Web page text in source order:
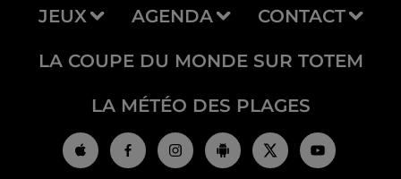
JEUX AGENDA CONTACT
LA COUPE DU MONDE SUR TOTEM
LA MÉTÉO DES PLAGES